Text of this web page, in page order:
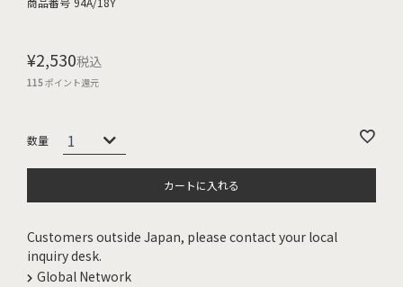
¥2,530税込
115ポイント還元
カートに入れる
Customers outside Japan, please contact your local
inquiry desk.
Global Network